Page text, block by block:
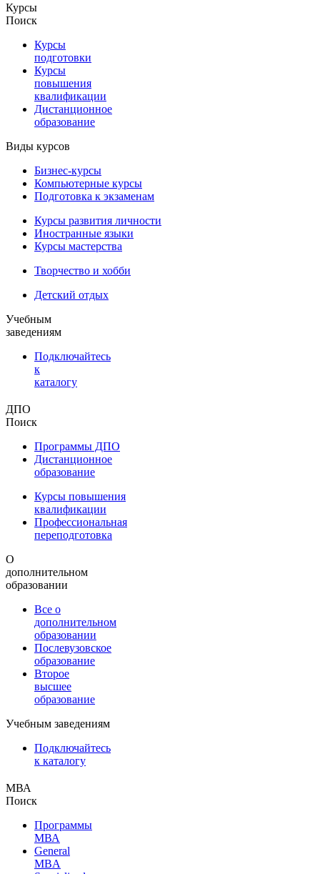
Курсы
Поиск
Курсы
подготовки
Курсы
повышения
квалификации
Дистанционное
образование
Виды курсов
Бизнес-курсы
Компьютерные курсы
Подготовка к экзаменам
Курсы развития личности
Иностранные языки
Курсы мастерства
Творчество и хобби
Детский отдых
Учебным
заведениям
Подключайтесь
к
каталогу
ДПО
Поиск
Программы ДПО
Дистанционное
образование
Курсы повышения
квалификации
Профессиональная
переподготовка
О
дополнительном
образовании
Все о
дополнительном
образовании
Послевузовское
образование
Второе
высшее
образование
Учебным заведениям
Подключайтесь
к каталогу
МВА
Поиск
Программы
МВА
General
MBA